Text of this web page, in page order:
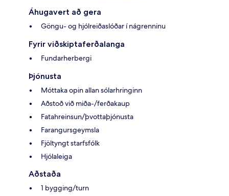
Áhugavert að gera
Göngu- og hjólreiðaslóðar í nágrenninu
Fyrir viðskiptaferðalanga
Fundarherbergi
Þjónusta
Móttaka opin allan sólarhringinn
Aðstoð við miða-/ferðakaup
Fatahreinsun/þvottaþjónusta
Farangursgeymsla
Fjöltyngt starfsfólk
Hjólaleiga
Aðstaða
1 bygging/turn